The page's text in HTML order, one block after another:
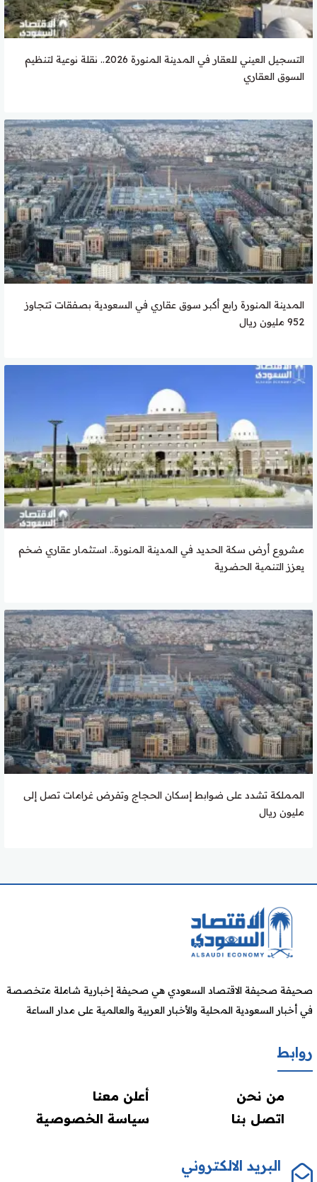
التسجيل العيني للعقار في المدينة المنورة 2026.. نقلة نوعية لتنظيم
السوق العقاري
المدينة المنورة رابع أكبر سوق عقاري في السعودية بصفقات تتجاوز
952 مليون ريال
مشروع أرض سكة الحديد في المدينة المنورة.. استثمار عقاري ضخم
يعزز التنمية الحضرية
المملكة تشدد على ضوابط إسكان الحجاج وتفرض غرامات تصل إلى
مليون ريال
صحيفة صحيفة الاقتصاد السعودي هي صحيفة إخبارية شاملة متخصصة
في أخبار السعودية المحلية والأخبار العربية والعالمية على مدار الساعة
روابط
من نحن
أعلن معنا
اتصل بنا
سياسة الخصوصية
البريد الالكتروني